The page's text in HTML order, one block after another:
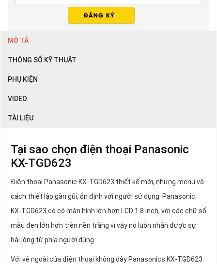
MÔ TẢ
THÔNG SỐ KỸ THUẬT
PHỤ KIỆN
VIDEO
TÀI LIỆU
Tại sao chọn điện thoại Panasonic
KX-TGD623
Điện thoại Panasonic KX-TGD623 thiết kế mới, nhưng menu và
cách thiết lập gần gũi, ổn định với người sử dụng. Panasonic
KX-TGD623 có có màn hình lớn hơn LCD 1.8 inch, với các chữ số
màu đen lớn hơn trên nền trắng vì vậy nó luôn nhận được sự
hài lòng từ phía người dùng.
Với vẻ ngoài của điện thoại không dây Panasonics KX-TGD623